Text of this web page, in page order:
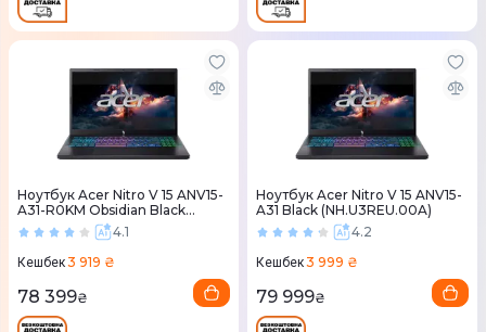
Ноутбук Acer Nitro V 15 ANV15-
A31-R0KM Obsidian Black
(NH.U3REU.00D)
4.1
Кешбек3 919 ₴
78 399₴
Ноутбук Acer Nitro V 15 ANV15-
A31 Black (NH.U3REU.00A)
4.2
Кешбек3 999 ₴
79 999₴